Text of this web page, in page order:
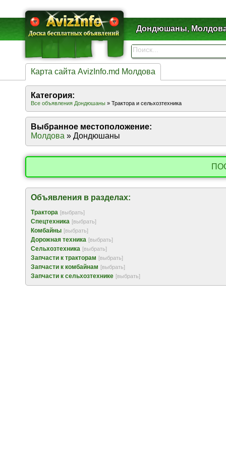
Дондюшаны,
Карта сайта AvizInfo.md Молдова
Категория:
Все объявления Дондюшаны » Трактора и сельхозтехника
Выбранное местоположение:
Молдова » Дондюшаны
Объявления в разделах:
Трактора [выбрать]
Спецтехника [выбрать]
Комбайны [выбрать]
Дорожная техника [выбрать]
Сельхозтехника [выбрать]
Запчасти к тракторам [выбрать]
Запчасти к комбайнам [выбрать]
Запчасти к сельхозтехнике [выбрать]